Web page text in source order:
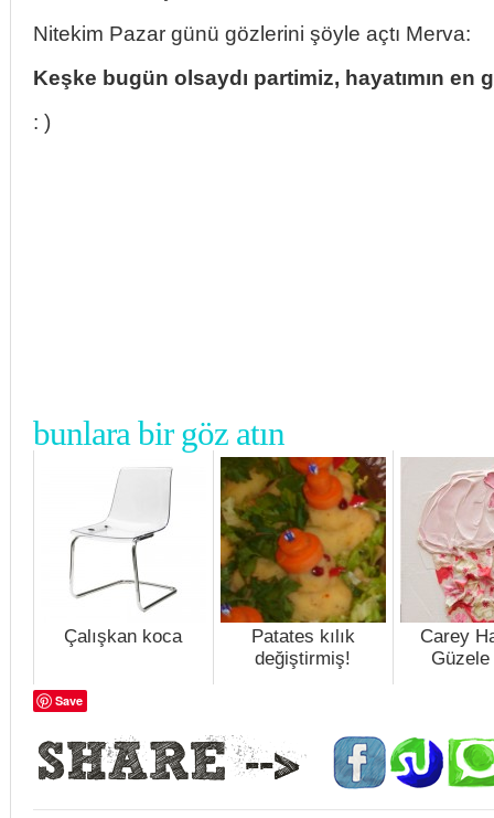
Nitekim Pazar günü gözlerini şöyle açtı Merva:
Keşke bugün olsaydı partimiz, hayatımın
: )
bunlara bir göz atın
Çalışkan koca
Patates kılık
değiştirmiş!
Carey
Save